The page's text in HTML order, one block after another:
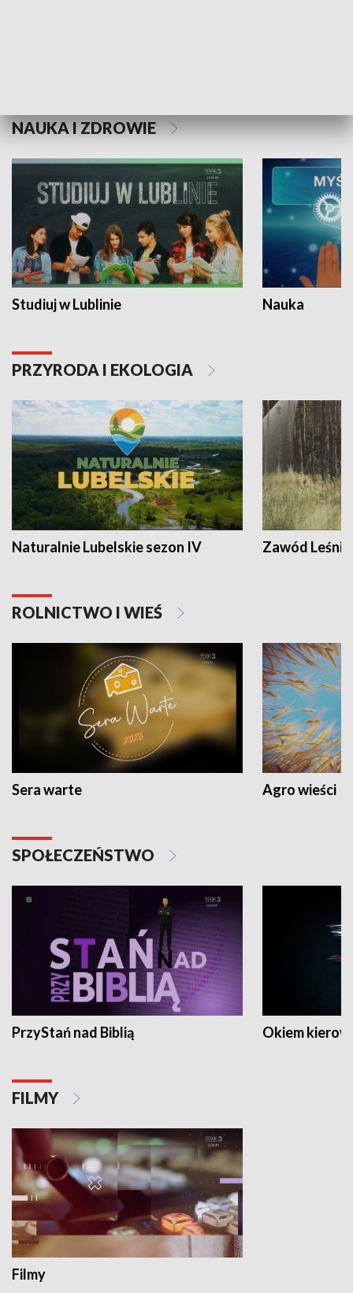
NAUKA I ZDROWIE
Studiuj w Lublinie Nauka
PRZYRODA I EKOLOGIA
Naturalnie Lubelskie sezon IV Zawód Leśnik
ROLNICTWO I WIEŚ
Sera warte Agro wieści
SPOŁECZEŃSTWO
PrzyStań nad Biblią Okiem
FILMY
Filmy